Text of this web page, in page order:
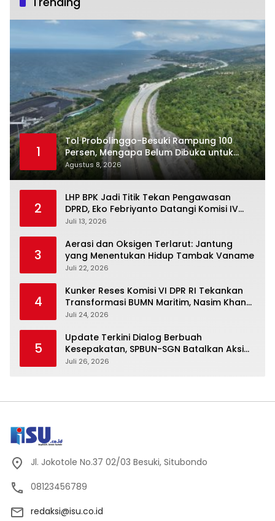
Unras
1
Tol Probolinggo-Besuki Rampung 100
Persen, Mengapa Belum Dibuka untuk
Publik?
Agustus 8, 2026
2
LHP BPK Jadi Titik Tekan Pengawasan
DPRD, Eko Febriyanto Datangi Komisi IV
dan Ajak Dewan Kembali Berpijak pada
Juli 13, 2026
3
Aerasi dan Oksigen Terlarut: Jantung
yang Menentukan Hidup Tambak Vaname
Juli 22, 2026
4
Kunker Reses Komisi VI DPR RI Tekankan
Transformasi BUMN Maritim, Nasim Khan
Kawal Penguatan Sektor Laut
Juli 24, 2026
5
Update Terkini Dialog Berbuah
Kesepakatan, SPBUN-SGN Batalkan Aksi
Nasional Setelah Holding Penuhi Sejumlah
Juli 26, 2026
Jl. Jokotole No.37 02/03 Besuki, Situbondo
08123456789
redaksi@isu.co.id